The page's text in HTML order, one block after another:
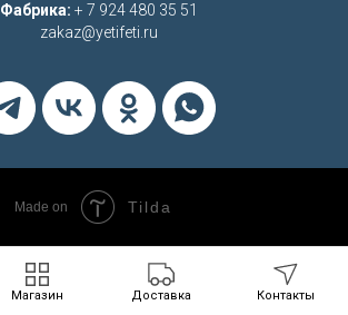
Магазин Доставка Контакты
Фабрика: + 7 924 480 35 51
zakaz@yetifeti.ru
Made on Tilda